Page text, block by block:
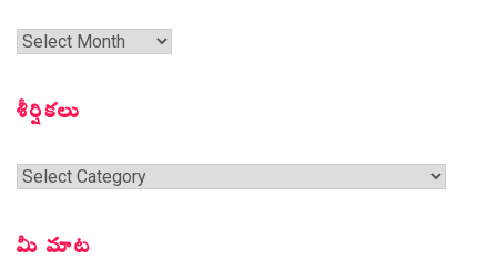
గత
శీర్షికలు
శీర్షికలు
మీ మాట